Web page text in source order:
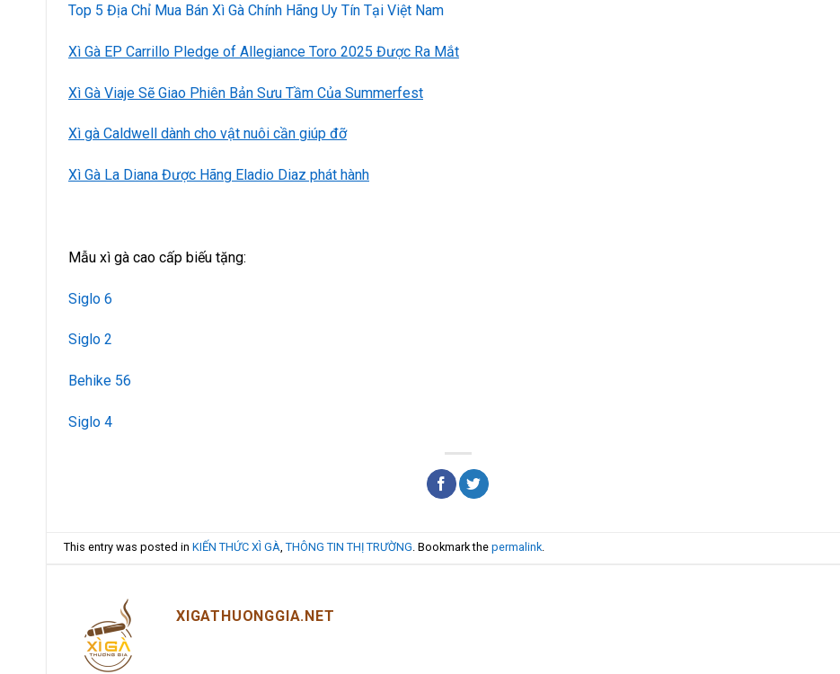
Top 5 Địa Chỉ Mua Bán Xì Gà Chính Hãng Uy Tín Tại Việt Nam
Xì Gà EP Carrillo Pledge of Allegiance Toro 2025 Được Ra Mắt
Xì Gà Viaje Sẽ Giao Phiên Bản Sưu Tầm Của Summerfest
Xì gà Caldwell dành cho vật nuôi cần giúp đỡ
Xì Gà La Diana Được Hãng Eladio Diaz phát hành
Mẫu xì gà cao cấp biếu tặng:
Siglo 6
Siglo 2
Behike 56
Siglo 4
This entry was posted inKIẾN THỨC XÌ GÀ,THÔNG TIN THỊ TRƯỜNG. Bookmark thepermalink.
XIGATHUONGGIA.NET